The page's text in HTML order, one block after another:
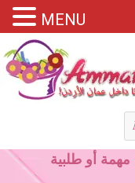
أو طلبية
MENU